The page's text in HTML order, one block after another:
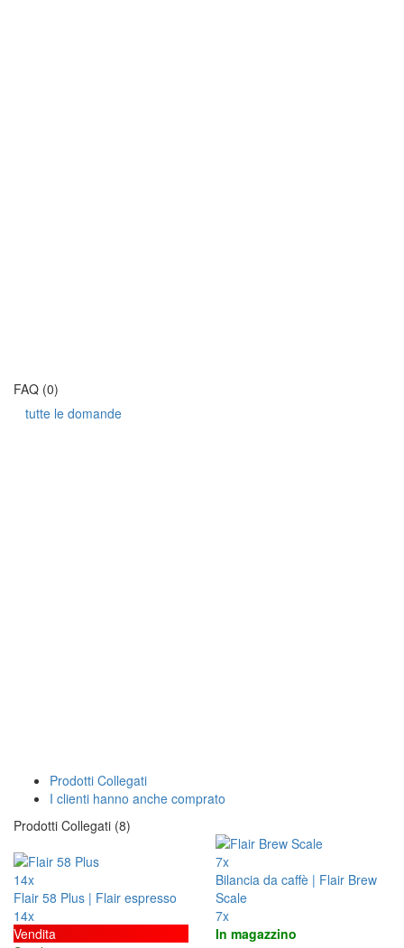
FAQ (0)
tutte le domande
Prodotti Collegati
I clienti hanno anche comprato
Prodotti Collegati (8)
14x
Flair 58 Plus | Flair espresso
14x
Vendita
7x
Bilancia da caffè | Flair Brew
Scale
7x
In magazzino